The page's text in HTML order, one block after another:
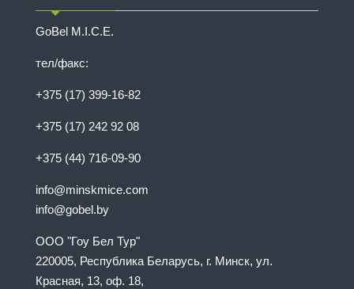
GoBel M.I.C.E.
тел/факс:
+375 (17) 399-16-82
+375 (17) 242 92 08
+375 (44) 716-09-90
info@minskmice.com
info@gobel.by
ООО "Гоу Бел Тур"
220005, Республика Беларусь, г. Минск, ул.
Красная, 13, оф. 18,